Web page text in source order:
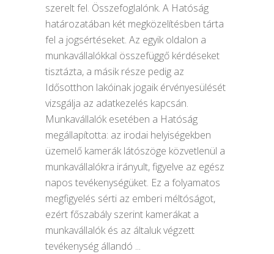
szerelt fel. Összefoglalónk. A Hatóság
határozatában két megközelítésben tárta
fel a jogsértéseket. Az egyik oldalon a
munkavállalókkal összefüggő kérdéseket
tisztázta, a másik része pedig az
Idősotthon lakóinak jogaik érvényesülését
vizsgálja az adatkezelés kapcsán.
Munkavállalók esetében a Hatóság
megállapította: az irodai helyiségekben
üzemelő kamerák látószöge közvetlenül a
munkavállalókra irányult, figyelve az egész
napos tevékenységüket. Ez a folyamatos
megfigyelés sérti az emberi méltóságot,
ezért főszabály szerint kamerákat a
munkavállalók és az általuk végzett
tevékenység állandó